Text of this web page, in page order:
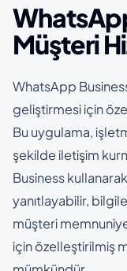
Müşteri
WhatsApp
geliştirmesi için
Bu uygulama,
şekilde iletişim
Business
yanıtlayabilir,
müşteri
için özelleştirilmiş